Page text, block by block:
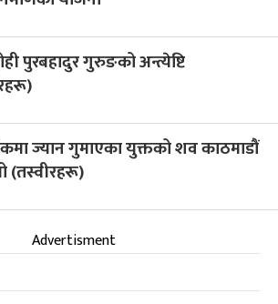
पुरबहादुर गुरुङको अन्त्येष्टि
ज्यान गुमाएका युक्तको शव काठमाडौं
(तस्वीरहरू)
Advertisment